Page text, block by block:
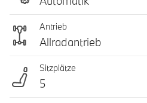
Antrieb
Allradantrieb
Sitzplätze
5